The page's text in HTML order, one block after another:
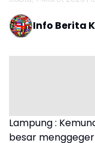
Info Berita
Lampung :
besar